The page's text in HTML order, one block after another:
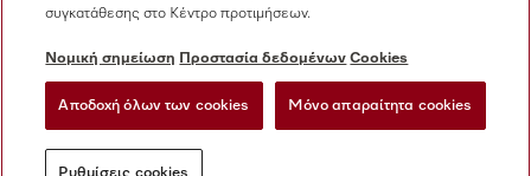
Νομική σημείωση
Ρυθμίσεις cookies
συγκατάθεσης στο Κέντρο προτιμήσεων.
Νομική σημείωση Προστασία δεδομένων Cookies
Αποδοχή όλων των cookies Μόνο απαραίτητα cookies